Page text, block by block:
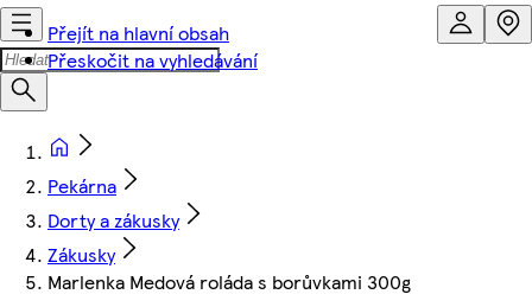
Přejít na hlavní obsah
Přeskočit na vyhledávání
Pekárna
Dorty a zákusky
Zákusky
Marlenka Medová roláda s borůvkami 300g